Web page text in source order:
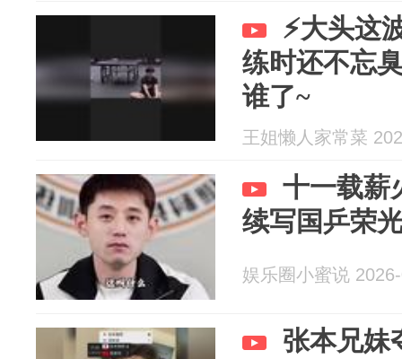
⚡大头这
练时还不忘
谁了~
王姐懒人家常菜
十一载薪
续写国乒荣
娱乐圈小蜜说
张本兄妹